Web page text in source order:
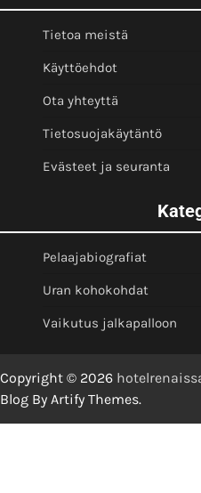
Tietoa meistä
Käyttöehdot
Ota yhteyttä
Tietosuojakäytäntö
Evästeet ja seuranta
Pelaajabiografiat
Uran kohokohdat
Vaikutus jalkapalloon
Copyright © 2026
Blog By Artify Themes.